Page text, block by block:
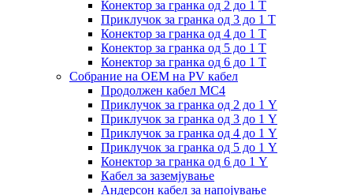
Конектор за гранка од 2 до 1 Т
Приклучок за гранка од 3 до 1 Т
Конектор за гранка од 4 до 1 Т
Конектор за гранка од 5 до 1 Т
Конектор за гранка од 6 до 1 Т
Собрание на ОЕМ на PV кабел
Продолжен кабел MC4
Приклучок за гранка од 2 до 1 Y
Приклучок за гранка од 3 до 1 Y
Приклучок за гранка од 4 до 1 Y
Приклучок за гранка од 5 до 1 Y
Конектор за гранка од 6 до 1 Y
Кабел за заземјување
Андерсон кабел за напојување